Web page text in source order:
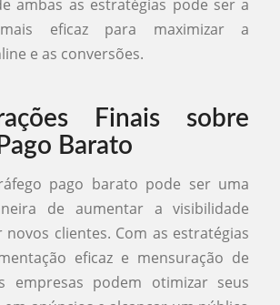
ambas as estratégias pode ser a
eficaz para maximizar a
e as conversões.
Finais sobre
Barato
pago barato pode ser uma
de aumentar a visibilidade
clientes. Com as estratégias
eficaz e mensuração de
empresas podem otimizar seus